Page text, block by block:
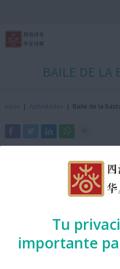
Tu
importante
BAILE DE LA
Inicio | Actividades | Baile de la
25 de enero de 2025
12:15h GMT +2